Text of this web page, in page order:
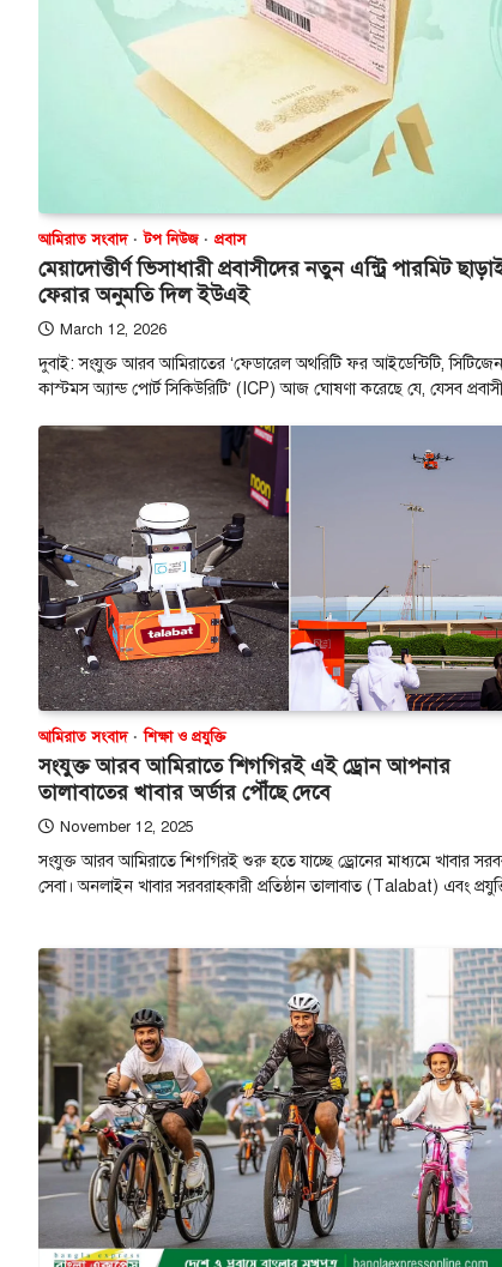
আমিরাত সংবাদ টপ নিউজ প্রবাস
মেয়াদোত্তীর্ণ ভিসাধারী প্রবাসীদের নতুন এন্ট্রি পারমিট
ফেরার অনুমতি দিল ইউএই
March 12, 2026
দুবাই: সংযুক্ত আরব আমিরাতের ‘ফেডারেল অথরিটি ফর আইডেন্টিটি,
কাস্টমস অ্যান্ড পোর্ট সিকিউরিটি’ (ICP) আজ ঘোষণা করেছে যে, যেসব
আমিরাত সংবাদ শিক্ষা ও প্রযুক্তি
সংযুক্ত আরব আমিরাতে শিগগিরই এই ড্রোন আপনার
তালাবাতের খাবার অর্ডার পৌঁছে দেবে
November 12, 2025
সংযুক্ত আরব আমিরাতে শিগগিরই শুরু হতে যাচ্ছে ড্রোনের মাধ্যমে খাবার
সেবা। অনলাইন খাবার সরবরাহকারী প্রতিষ্ঠান তালাবাত (Talabat) এবং